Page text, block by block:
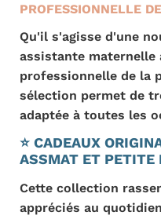
PROFESSIONNELLE
Qu'il s'agisse d'une
assistante maternelle
professionnelle de la
sélection permet de
adaptée à toutes les
⭐ CADEAUX
ASSMAT ET PETITE
Cette collection
appréciés au